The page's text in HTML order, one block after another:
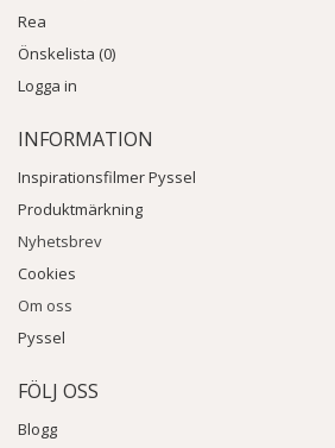
Rea
Önskelista (0)
Logga in
INFORMATION
Inspirationsfilmer Pyssel
Produktmärkning
Nyhetsbrev
Cookies
Om oss
Pyssel
FÖLJ OSS
Blogg